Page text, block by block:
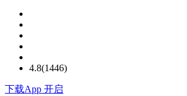
4.8(1446)
下载App 开启